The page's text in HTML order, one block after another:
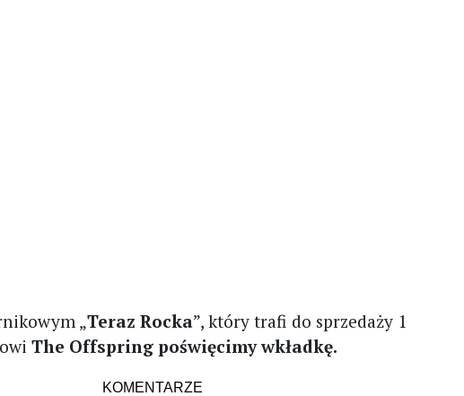
„Teraz Rocka”, który trafi do sprzedaży 1
The Offspring poświęcimy wkładkę.
KOMENTARZE